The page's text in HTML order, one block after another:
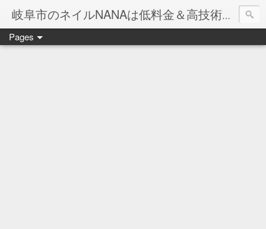
岐阜市のネイルNANAは低料金＆高技術のお店
ネイル岐阜市NANAです♪♪
Pages